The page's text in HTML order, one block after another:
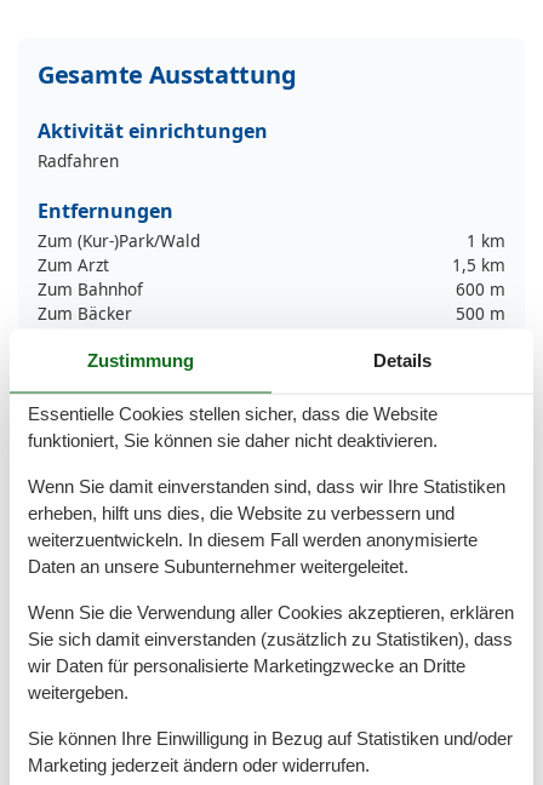
Gesamte Ausstattung
Aktivität einrichtungen
Radfahren
Entfernungen
Zum (Kur-)Park/Wald
1 km
Zum Arzt
1,5 km
Zum Bahnhof
600 m
Zum Bäcker
500 m
Zum Freizeitpark
Zum Geldautomaten/Bank
Zum Golfplatz
Zum Krankenhaus/Klinik
Zum Restaurant
900 m
Zum Schwimm-/Spaßbad
Zum Strand
1,5 km
Zum Supermarkt
Zum Wanderweg
Zum Zentrum
800 m
Zur Autobahn
38 km
Zur Badestelle/Gewässer
1,6 km
Zur Bushaltestelle
600 m
Zur Therme
Grundeinrichtungen
Zustimmung Details
Essentielle Cookies stellen sicher, dass die Website
funktioniert, Sie können sie daher nicht deaktivieren.
Wenn Sie damit einverstanden sind, dass wir Ihre Statistiken
erheben, hilft uns dies, die Website zu verbessern und
weiterzuentwickeln. In diesem Fall werden anonymisierte
Daten an unsere Subunternehmer weitergeleitet.
Wenn Sie die Verwendung aller Cookies akzeptieren, erklären
Sie sich damit einverstanden (zusätzlich zu Statistiken), dass
wir Daten für personalisierte Marketingzwecke an Dritte
weitergeben.
Sie können Ihre Einwilligung in Bezug auf Statistiken und/oder
Marketing jederzeit ändern oder widerrufen.